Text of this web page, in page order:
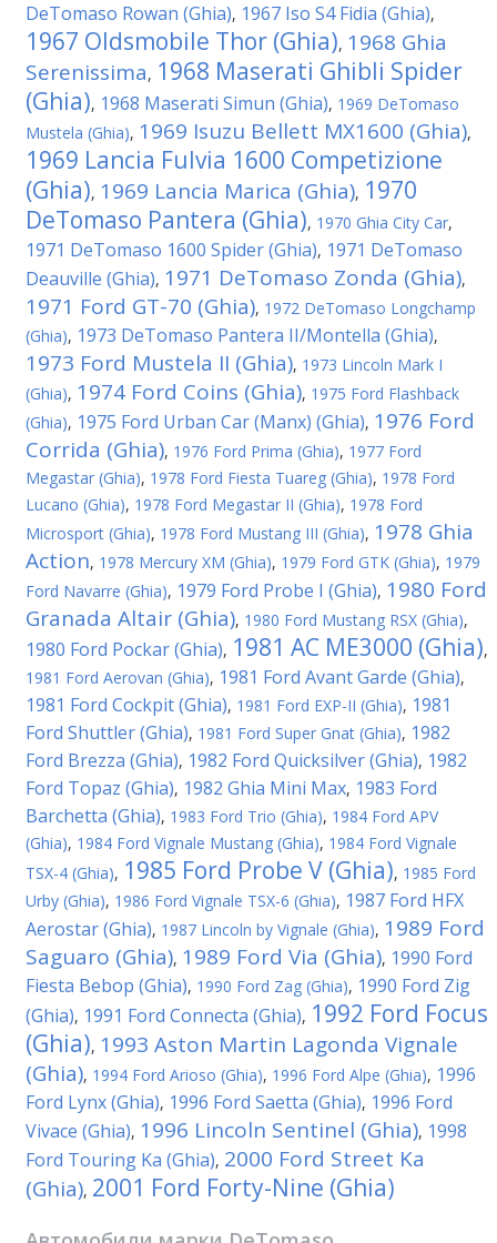
DeTomaso Rowan (Ghia), 1967 Iso S4 Fidia (Ghia),
1967 Oldsmobile Thor (Ghia), 1968 Ghia
Serenissima, 1968 Maserati Ghibli Spider
(Ghia), 1968 Maserati Simun (Ghia), 1969 DeTomaso
Mustela (Ghia), 1969 Isuzu Bellett MX1600 (Ghia),
1969 Lancia Fulvia 1600 Competizione
(Ghia), 1969 Lancia Marica (Ghia), 1970
DeTomaso Pantera (Ghia), 1970 Ghia City Car,
1971 DeTomaso 1600 Spider (Ghia), 1971 DeTomaso
Deauville (Ghia), 1971 DeTomaso Zonda (Ghia),
1971 Ford GT-70 (Ghia), 1972 DeTomaso Longchamp
(Ghia), 1973 DeTomaso Pantera II/Montella (Ghia),
1973 Ford Mustela II (Ghia), 1973 Lincoln Mark I
(Ghia), 1974 Ford Coins (Ghia), 1975 Ford Flashback
(Ghia), 1975 Ford Urban Car (Manx) (Ghia), 1976 Ford
Corrida (Ghia), 1976 Ford Prima (Ghia), 1977 Ford
Megastar (Ghia), 1978 Ford Fiesta Tuareg (Ghia), 1978 Ford
Lucano (Ghia), 1978 Ford Megastar II (Ghia), 1978 Ford
Microsport (Ghia), 1978 Ford Mustang III (Ghia), 1978 Ghia
Action, 1978 Mercury XM (Ghia), 1979 Ford GTK (Ghia), 1979
Ford Navarre (Ghia), 1979 Ford Probe I (Ghia), 1980 Ford
Granada Altair (Ghia), 1980 Ford Mustang RSX (Ghia),
1980 Ford Pockar (Ghia), 1981 AC ME3000 (Ghia),
1981 Ford Aerovan (Ghia), 1981 Ford Avant Garde (Ghia),
1981 Ford Cockpit (Ghia), 1981 Ford EXP-II (Ghia), 1981
Ford Shuttler (Ghia), 1981 Ford Super Gnat (Ghia), 1982
Ford Brezza (Ghia), 1982 Ford Quicksilver (Ghia), 1982
Ford Topaz (Ghia), 1982 Ghia Mini Max, 1983 Ford
Barchetta (Ghia), 1983 Ford Trio (Ghia), 1984 Ford APV
(Ghia), 1984 Ford Vignale Mustang (Ghia), 1984 Ford Vignale
TSX-4 (Ghia), 1985 Ford Probe V (Ghia), 1985 Ford
Urby (Ghia), 1986 Ford Vignale TSX-6 (Ghia), 1987 Ford HFX
Aerostar (Ghia), 1987 Lincoln by Vignale (Ghia), 1989 Ford
Saguaro (Ghia), 1989 Ford Via (Ghia), 1990 Ford
Fiesta Bebop (Ghia), 1990 Ford Zag (Ghia), 1990 Ford Zig
(Ghia), 1991 Ford Connecta (Ghia), 1992 Ford Focus
(Ghia), 1993 Aston Martin Lagonda Vignale
(Ghia), 1994 Ford Arioso (Ghia), 1996 Ford Alpe (Ghia), 1996
Ford Lynx (Ghia), 1996 Ford Saetta (Ghia), 1996 Ford
Vivace (Ghia), 1996 Lincoln Sentinel (Ghia), 1998
Ford Touring Ka (Ghia), 2000 Ford Street Ka
(Ghia), 2001 Ford Forty-Nine (Ghia)